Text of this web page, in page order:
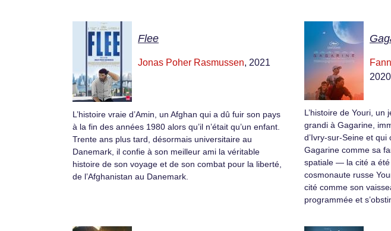
Flee
Jonas Poher Rasmussen, 2021
L’histoire vraie d’Amin, un Afghan qui a dû fuir son pays
à la fin des années 1980 alors qu’il n’était qu’un enfant.
Trente ans plus tard, désormais universitaire au
Danemark, il confie à son meilleur ami la véritable
histoire de son voyage et de son combat pour la liberté,
de l’Afghanistan au Danemark.
2020
L’histoire de Youri,
grandi à Gagarine,
d’Ivry-sur-Seine et
Gagarine comme sa
spatiale — la cité a
cosmonaute russe
cité comme son
programmée et